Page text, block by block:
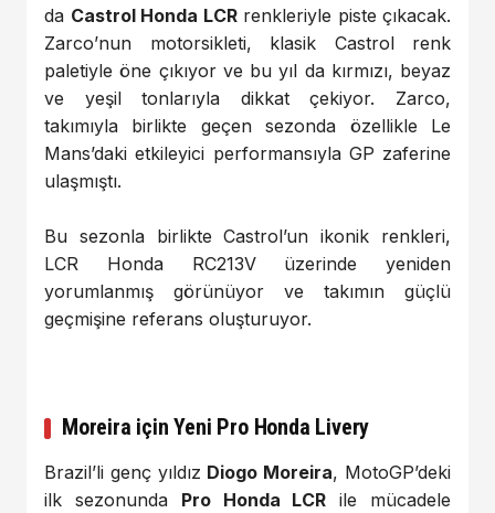
da Castrol Honda LCRrenkleriyle piste çıkacak.
Zarco’nun motorsikleti, klasik Castrol renk
paletiyle öne çıkıyor ve bu yıl da kırmızı, beyaz
ve yeşil tonlarıyla dikkat çekiyor. Zarco,
takımıyla birlikte geçen sezonda özellikle Le
Mans’daki etkileyici performansıyla GP zaferine
ulaşmıştı.
Bu sezonla birlikte Castrol’un ikonik renkleri,
LCR Honda RC213V üzerinde yeniden
yorumlanmış görünüyor ve takımın güçlü
geçmişine referans oluşturuyor.
Moreira için Yeni Pro Honda Livery
Brazil’li genç yıldız Diogo Moreira, MotoGP’deki
ilk sezonunda Pro Honda LCR ile mücadele